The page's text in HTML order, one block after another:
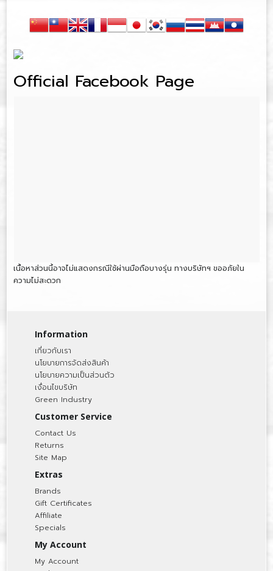
Official Facebook Page
เนื้อหาส่วนนี้อาจไม่แสดงกรณีใช้ผ่านมือถือบางรุ่น ทางบริษัทฯ ขออภัยใน
ความไม่สะดวก
Information
เกี่ยวกับเรา
นโยบายการจัดส่งสินค้า
นโยบายความเป็นส่วนตัว
เงื่อนไขบริษัท
Green Industry
Customer Service
Contact Us
Returns
Site Map
Extras
Brands
Gift Certificates
Affiliate
Specials
My Account
My Account